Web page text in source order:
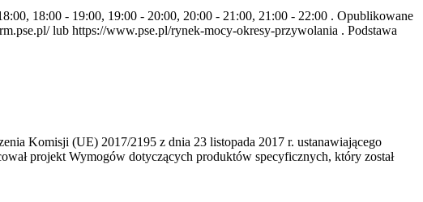
18:00 - 19:00, 19:00 - 20:00, 20:00 - 21:00, 21:00 - 22:00 . Opublikowane
lub https://www.pse.pl/rynek-mocy-okresy-przywolania . Podstawa
Komisji (UE) 2017/2195 z dnia 23‍ listopada 2017 r. ustanawiającego
projekt Wymogów dotyczących produktów specyficznych, który został